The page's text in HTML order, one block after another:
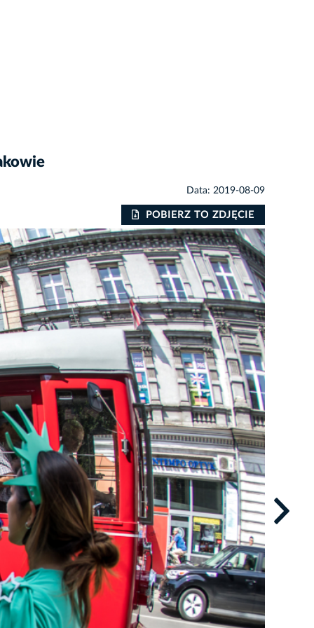
Data: 2019-08-09
POBIERZ TO ZDJĘCIE